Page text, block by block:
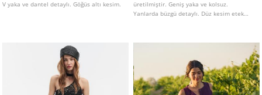
V yaka ve dantel detaylı. Göğüs altı kesim.
üretilmiştir. Geniş yaka ve kolsuz.
Yanlarda büzgü detaylı. Düz kesim etek